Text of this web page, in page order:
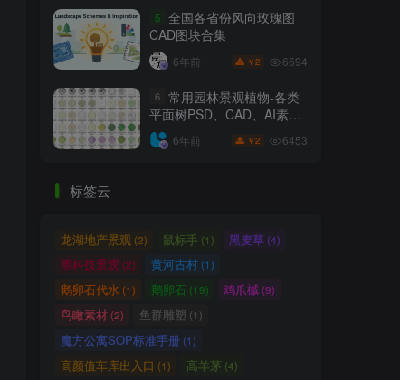
5 全国各省份风向玫瑰图
CAD图块合集
6年前 ￥2 6694
6 常用园林景观植物-各类
平面树PSD、CAD、AI素材
线稿
6年前 ￥2 6453
标签云
龙湖地产景观 (2) 鼠标手 (1) 黑麦草(4)
黑科技景观 (2) 黄河古村(1)
鹅卵石代水 (1) 鹅卵石(19) 鸡爪槭(9)
鸟瞰素材 (2) 鱼群雕塑 (1)
魔方公寓SOP标准手册 (1)
高颜值车库出入口 (1) 高羊茅 (4)